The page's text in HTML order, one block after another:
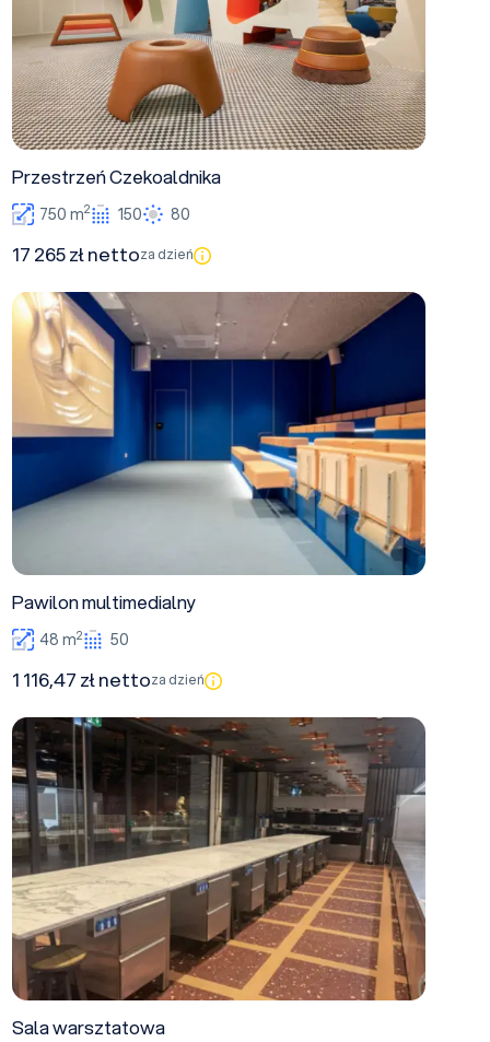
Przestrzeń Czekoaldnika
750 m2 150 80
17 265 zł nettoza dzień
Pawilon multimedialny
Pawilon multimedialny
48 m2 50
1 116,47 zł nettoza dzień
Sala warsztatowa
Sala warsztatowa